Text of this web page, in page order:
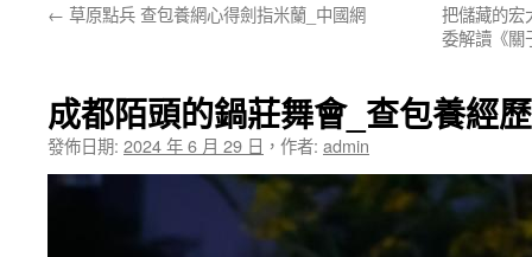
← 草原點兵 查包養網心得劍指米蘭_中國網
把儲藏的
委解讀《關
成都陌頭的鍋莊舞會_查包養經
發佈日期: 2024 年 6 月 29 日 ， 作者: admin